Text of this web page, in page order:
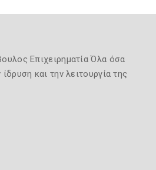
Επιχειρηματία Όλα όσα
και την λειτουργία της